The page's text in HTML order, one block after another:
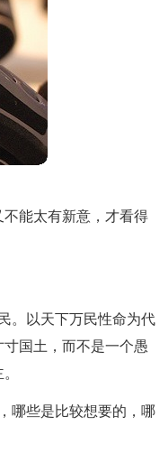
能太有新意，才看得
。以天下万民性命为代
国土，而不是一个愚
哪些是比较想要的，哪